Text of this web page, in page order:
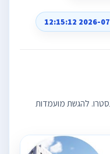
2026-07-09
להגשת מועמדות